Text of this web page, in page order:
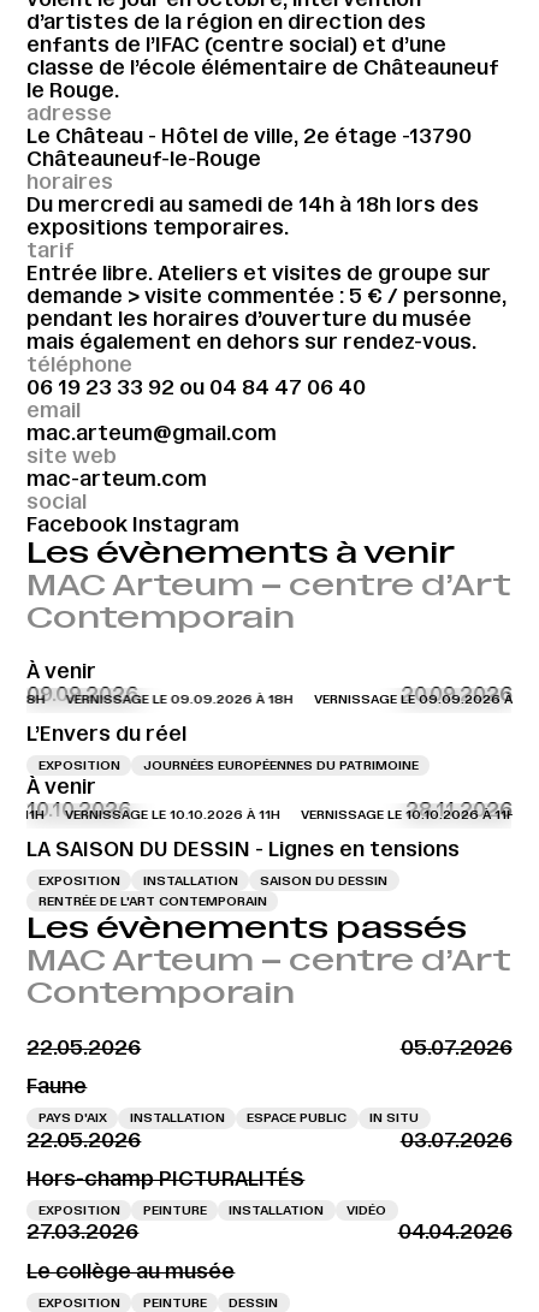
adresse
Le Château - Hôtel de ville, 2e étage -13790
Châteauneuf-le-Rouge
horaires
Du mercredi au samedi de 14h à 18h lors des
expositions temporaires.
tarif
Entrée libre. Ateliers et visites de groupe sur
demande > visite commentée : 5 € / personne,
pendant les horaires d’ouverture du musée
mais également en dehors sur rendez-vous.
téléphone
06 19 23 33 92 ou 04 84 47 06 40
email
mac.arteum@gmail.com
site web
mac-arteum.com
social
Facebook Instagram
d’artistes de la région en direction des
enfants de l’IFAC (centre social) et d’une
classe de l’école élémentaire de Châteauneuf
le Rouge.
Les évènements à venir
MAC Arteum – centre d’Art
Contemporain
À venir
09.09.2026
20.09.2026
18H VERNISSAGE LE 09.09.2026 À 18H VERNISSAGE LE 09.09.2026 À 18H
L’Envers du réel
EXPOSITION JOURNÉES EUROPÉENNES DU PATRIMOINE
À venir
10.10.2026
28.11.2026
11H VERNISSAGE LE 10.10.2026 À 11H VERNISSAGE LE 10.10.2026 À 11H
LA SAISON DU DESSIN - Lignes en tensions
EXPOSITION INSTALLATION
SAISON DU DESSIN
RENTRÉE DE L'ART CONTEMPORAIN
Les évènements passés
MAC Arteum – centre d’Art
Contemporain
22.05.2026
05.07.2026
Faune
PAYS D'AIX INSTALLATION ESPACE PUBLIC IN SITU
22.05.2026
03.07.2026
Hors-champ PICTURALITÉS
EXPOSITION PEINTURE INSTALLATION VIDÉO
27.03.2026
04.04.2026
Le collège au musée
EXPOSITION PEINTURE DESSIN